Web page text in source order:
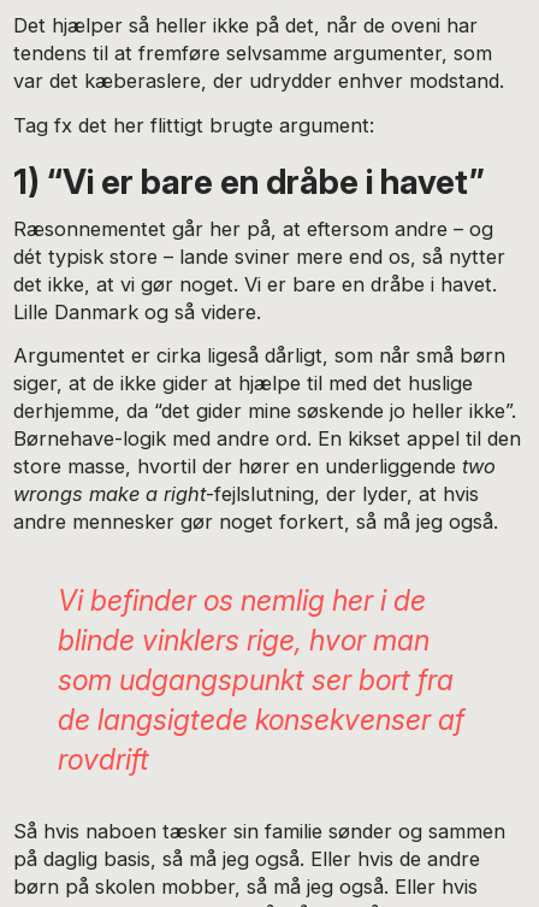
Det hjælper så heller ikke på det, når de oveni har
tendens til at fremføre selvsamme argumenter, som
var det kæberaslere, der udrydder enhver modstand.
Tag fx det her flittigt brugte argument:
1) “Vi er bare en dråbe i havet”
Ræsonnementet går her på, at eftersom andre – og
dét typisk store – lande sviner mere end os, så nytter
det ikke, at vi gør noget. Vi er bare en dråbe i havet.
Lille Danmark og så videre.
Argumentet er cirka ligeså dårligt, som når små børn
siger, at de ikke gider at hjælpe til med det huslige
derhjemme, da “det gider mine søskende jo heller ikke”.
Børnehave-logik med andre ord. En kikset appel til den
store masse, hvortil der hører en underliggendetwo
wrongs make a right-fejlslutning, der lyder, at hvis
andre mennesker gør noget forkert, så må jeg også.
Vi befinder os nemlig her i de
blinde vinklers rige, hvor man
som udgangspunkt ser bort fra
de langsigtede konsekvenser af
rovdrift
Så hvis naboen tæsker sin familie sønder og sammen
på daglig basis, så må jeg også. Eller hvis de andre
børn på skolen mobber, så må jeg også. Eller hvis